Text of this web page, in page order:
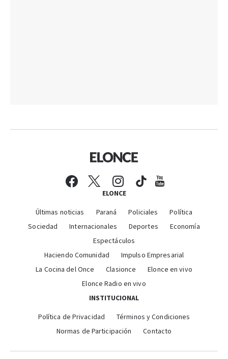
ELONCE
Últimas noticias Paraná Policiales
Política
Sociedad
Internacionales Deportes
Economía
Espectáculos
Haciendo Comunidad
Impulso Empresarial
La Cocina del Once
Clasionce
Elonce en vivo
Elonce Radio en vivo
INSTITUCIONAL
Política de Privacidad
Términos y Condiciones
Normas de Participación
Contacto